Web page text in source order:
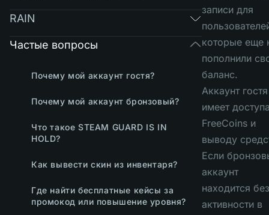
RAIN
Частые вопросы
Почему мой аккаунт гостя?
Почему мой аккаунт бронзовый?
Что такое STEAM GUARD IS IN
HOLD?
Как вывести скин из инвентаря?
Где найти бесплатные кейсы за
промокод или повышение уровня?
записи для
которые еще
пополнили
баланс.
Аккаунт гостя
имеет
FreeCoins и
выводу
Если
аккаунт
находится без
активности в